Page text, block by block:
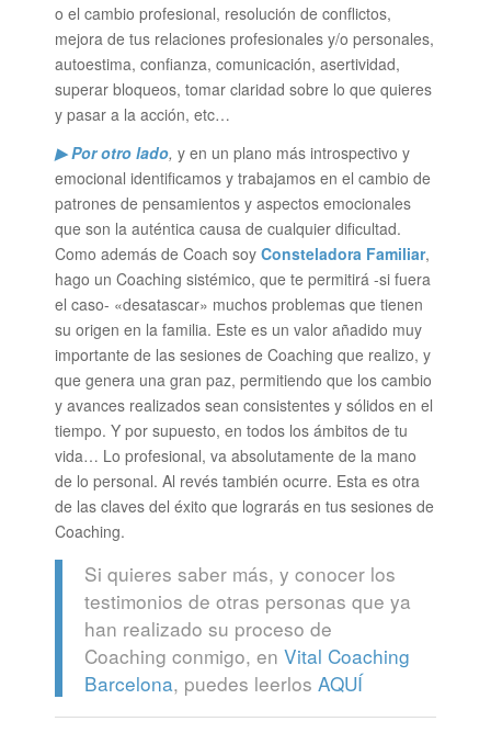
o el cambio profesional, resolución de conflictos,
mejora de tus relaciones profesionales y/o personales,
autoestima, confianza, comunicación, asertividad,
superar bloqueos, tomar claridad sobre lo que quieres
y pasar a la acción, etc…
▶ Por otro lado, y en un plano más introspectivo y
emocional identificamos y trabajamos en el cambio de
patrones de pensamientos y aspectos emocionales
que son la auténtica causa de cualquier dificultad.
Como además de Coach soy Consteladora Familiar,
hago un Coaching sistémico, que te permitirá -si fuera
el caso- «desatascar» muchos problemas que tienen
su origen en la familia. Este es un valor añadido muy
importante de las sesiones de Coaching que realizo, y
que genera una gran paz, permitiendo que los cambio
y avances realizados sean consistentes y sólidos en el
tiempo. Y por supuesto, en todos los ámbitos de tu
vida… Lo profesional, va absolutamente de la mano
de lo personal. Al revés también ocurre. Esta es otra
de las claves del éxito que lograrás en tus sesiones de
Coaching.
Si quieres saber más, y conocer los
testimonios de otras personas que ya
han realizado su proceso de
Coaching conmigo, en Vital Coaching
Barcelona, puedes leerlos AQUÍ